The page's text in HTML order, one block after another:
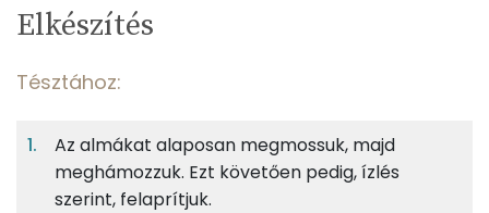
Egy
adagban
5%
Tésztához:
TÁPANYAGTARTALOM
5%
Fehérje
40%
Szénhidrát
15%
40%
Elkészítés
Tésztához:
Az almákat alaposan megmossuk, majd
meghámozzuk. Ezt követően pedig, ízlés
szerint, felaprítjuk.